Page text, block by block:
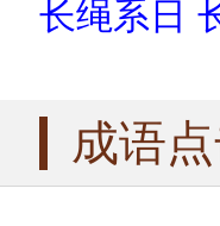
长绳系日
成语